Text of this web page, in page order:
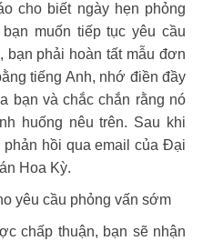
cho biết ngày hẹn phỏng
muốn tiếp tục yêu cầu
bạn phải hoàn tất mẫu đơn
tiếng Anh, nhớ điền đầy
bạn và chắc chắn rằng nó
huống nêu trên. Sau khi
hồi qua email của Đại
Hoa Kỳ.
yêu cầu phỏng vấn sớm
chấp thuận, bạn sẽ nhận